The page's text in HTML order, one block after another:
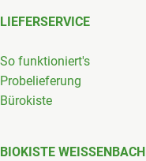
LIEFERSERVICE
So funktioniert's
Probelieferung
Bürokiste
BIOKISTE WEISSENBACH